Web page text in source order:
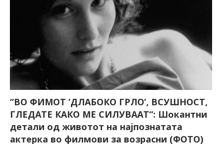
“ВО ФИМОТ ‘ДЛАБОКО ГРЛО’, ВСУШНОСТ,
ГЛЕДАТЕ КАКО МЕ СИЛУВААТ“: Шокантни
детали од животот на најпознатата
актерка во филмови за возрасни (ФОТО)